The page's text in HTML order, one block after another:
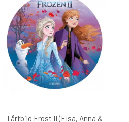
Tårtbild Frost II (Elsa, Anna &